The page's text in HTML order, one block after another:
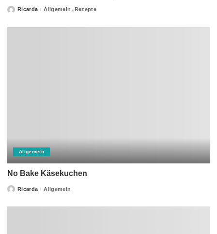
PostedRicarda Allgemein Rezepte
Allgemein
No Bake Käsekuchen
PostedRicarda Allgemein